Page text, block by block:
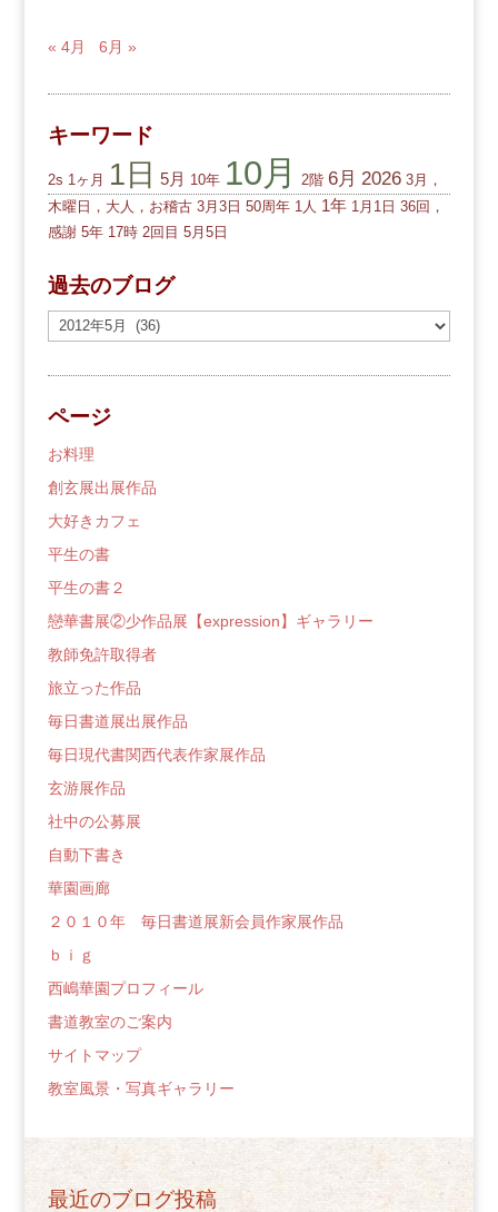
« 4月 6月 »
キーワード
2s 1ヶ月 1日 5月 10年 10月 2階 6月 2026 3月，
木曜日，大人，お稽古 3月3日 50周年 1人 1年 1月1日 36回，
感謝 5年 17時 2回目 5月5日
過去のブログ
過
去
の
ロ
グ
ページ
お料理
創玄展出展作品
大好きカフェ
平生の書
平生の書２
戀華書展②少作品展【expression】ギャラリー
教師免許取得者
旅立った作品
毎日書道展出展作品
毎日現代書関西代表作家展作品
玄游展作品
社中の公募展
自動下書き
華園画廊
２０１０年 毎日書道展新会員作家展作品
ｂｉｇ
西嶋華園プロフィール
書道教室のご案内
サイトマップ
教室風景・写真ギャラリー
最近のブログ投稿